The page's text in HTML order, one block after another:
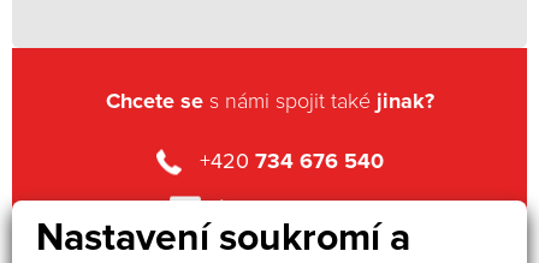
Nastavení soukromí a
Chcete ses námi spojit také jinak?
+420 734 676 540
info@profima.cz